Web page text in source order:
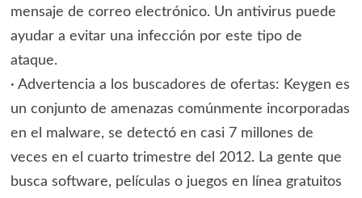
mensaje de correo electrónico. Un antivirus puede
ayudar a evitar una infección por este tipo de
ataque.
· Advertencia a los buscadores de ofertas: Keygen es
un conjunto de amenazas comúnmente incorporadas
en el malware, se detectó en casi 7 millones de
veces en el cuarto trimestre del 2012. La gente que
busca software, películas o juegos en línea gratuitos